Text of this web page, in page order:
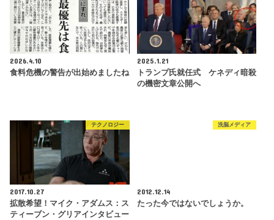
2026.4.10
食料危機の警告が出始めましたね
2025.1.21
トランプ氏就任式 ケネディ暗殺
の機密文章公開へ
テクノロジー
2017.10.27
拡散希望！マイク・アダムス：ス
ティーブン・グリアインタビュー
洗脳メディア
2012.12.14
たった今ではないでしょうか。